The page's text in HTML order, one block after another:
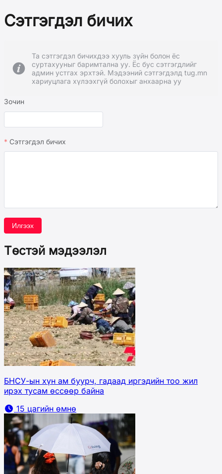
Сэтгэгдэл бичих
Та сэтгэгдэл бичихдээ хууль зүйн болон ёс
суртахууныг баримтална уу. Ёс бус сэтгэгдлийг
админ устгах эрхтэй. Мэдээний сэтгэгдэлд tug.mn
хариуцлага хүлээхгүй болохыг анхаарна уу
Зочин
Сэтгэгдэл бичих
Илгээх
Төстэй мэдээлэл
БНСУ-ын хүн ам буурч, гадаад иргэдийн тоо жил
ирэх тусам өссөөр байна
15 цагийн өмнө